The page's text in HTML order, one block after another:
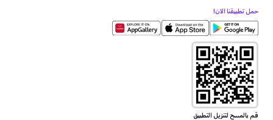
حمل تطبيقنا الآن!
قم بالمسح لتنزيل التطبيق